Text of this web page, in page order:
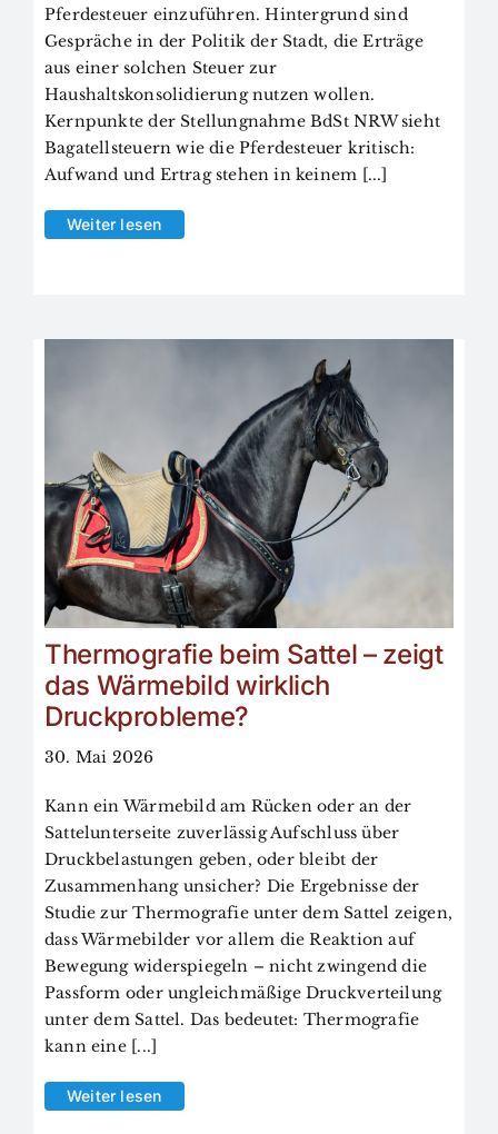
Pferdesteuer einzuführen. Hintergrund sind
Gespräche in der Politik der Stadt, die Erträge
aus einer solchen Steuer zur
Haushaltskonsolidierung nutzen wollen.
Kernpunkte der Stellungnahme BdSt NRW sieht
Bagatellsteuern wie die Pferdesteuer kritisch:
Aufwand und Ertrag stehen in keinem [...]
Weiter lesen
Thermografie beim Sattel – zeigt
das Wärmebild wirklich
Druckprobleme?
30. Mai 2026
Kann ein Wärmebild am Rücken oder an der
Sattelunterseite zuverlässig Aufschluss über
Druckbelastungen geben, oder bleibt der
Zusammenhang unsicher? Die Ergebnisse der
Studie zur Thermografie unter dem Sattel zeigen,
dass Wärmebilder vor allem die Reaktion auf
Bewegung widerspiegeln – nicht zwingend die
Passform oder ungleichmäßige Druckverteilung
unter dem Sattel. Das bedeutet: Thermografie
kann eine [...]
Weiter lesen